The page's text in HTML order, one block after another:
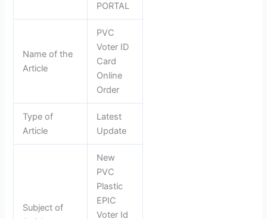
PORTAL
Name of the
Article
PVC
Voter ID
Card
Online
Order
Type of
Article
Latest
Update
Subject of
New
PVC
Plastic
EPIC
Voter Id